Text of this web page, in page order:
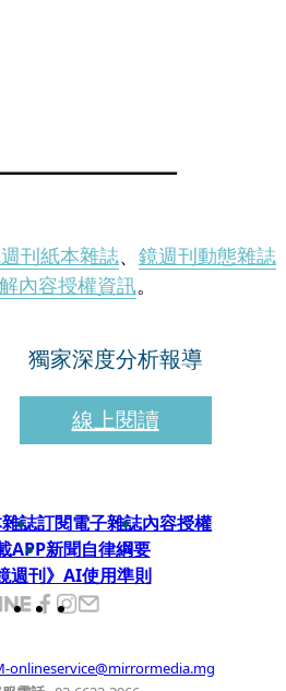
刊紙本雜誌、 鏡週刊動態雜誌
內容授權資訊。
獨家深度分析報導
線上閱讀
誌訂閱電子雜誌內容授權
APP新聞自律綱要
週刊》AI使用準則
onlineservice@mirrormedia.mg